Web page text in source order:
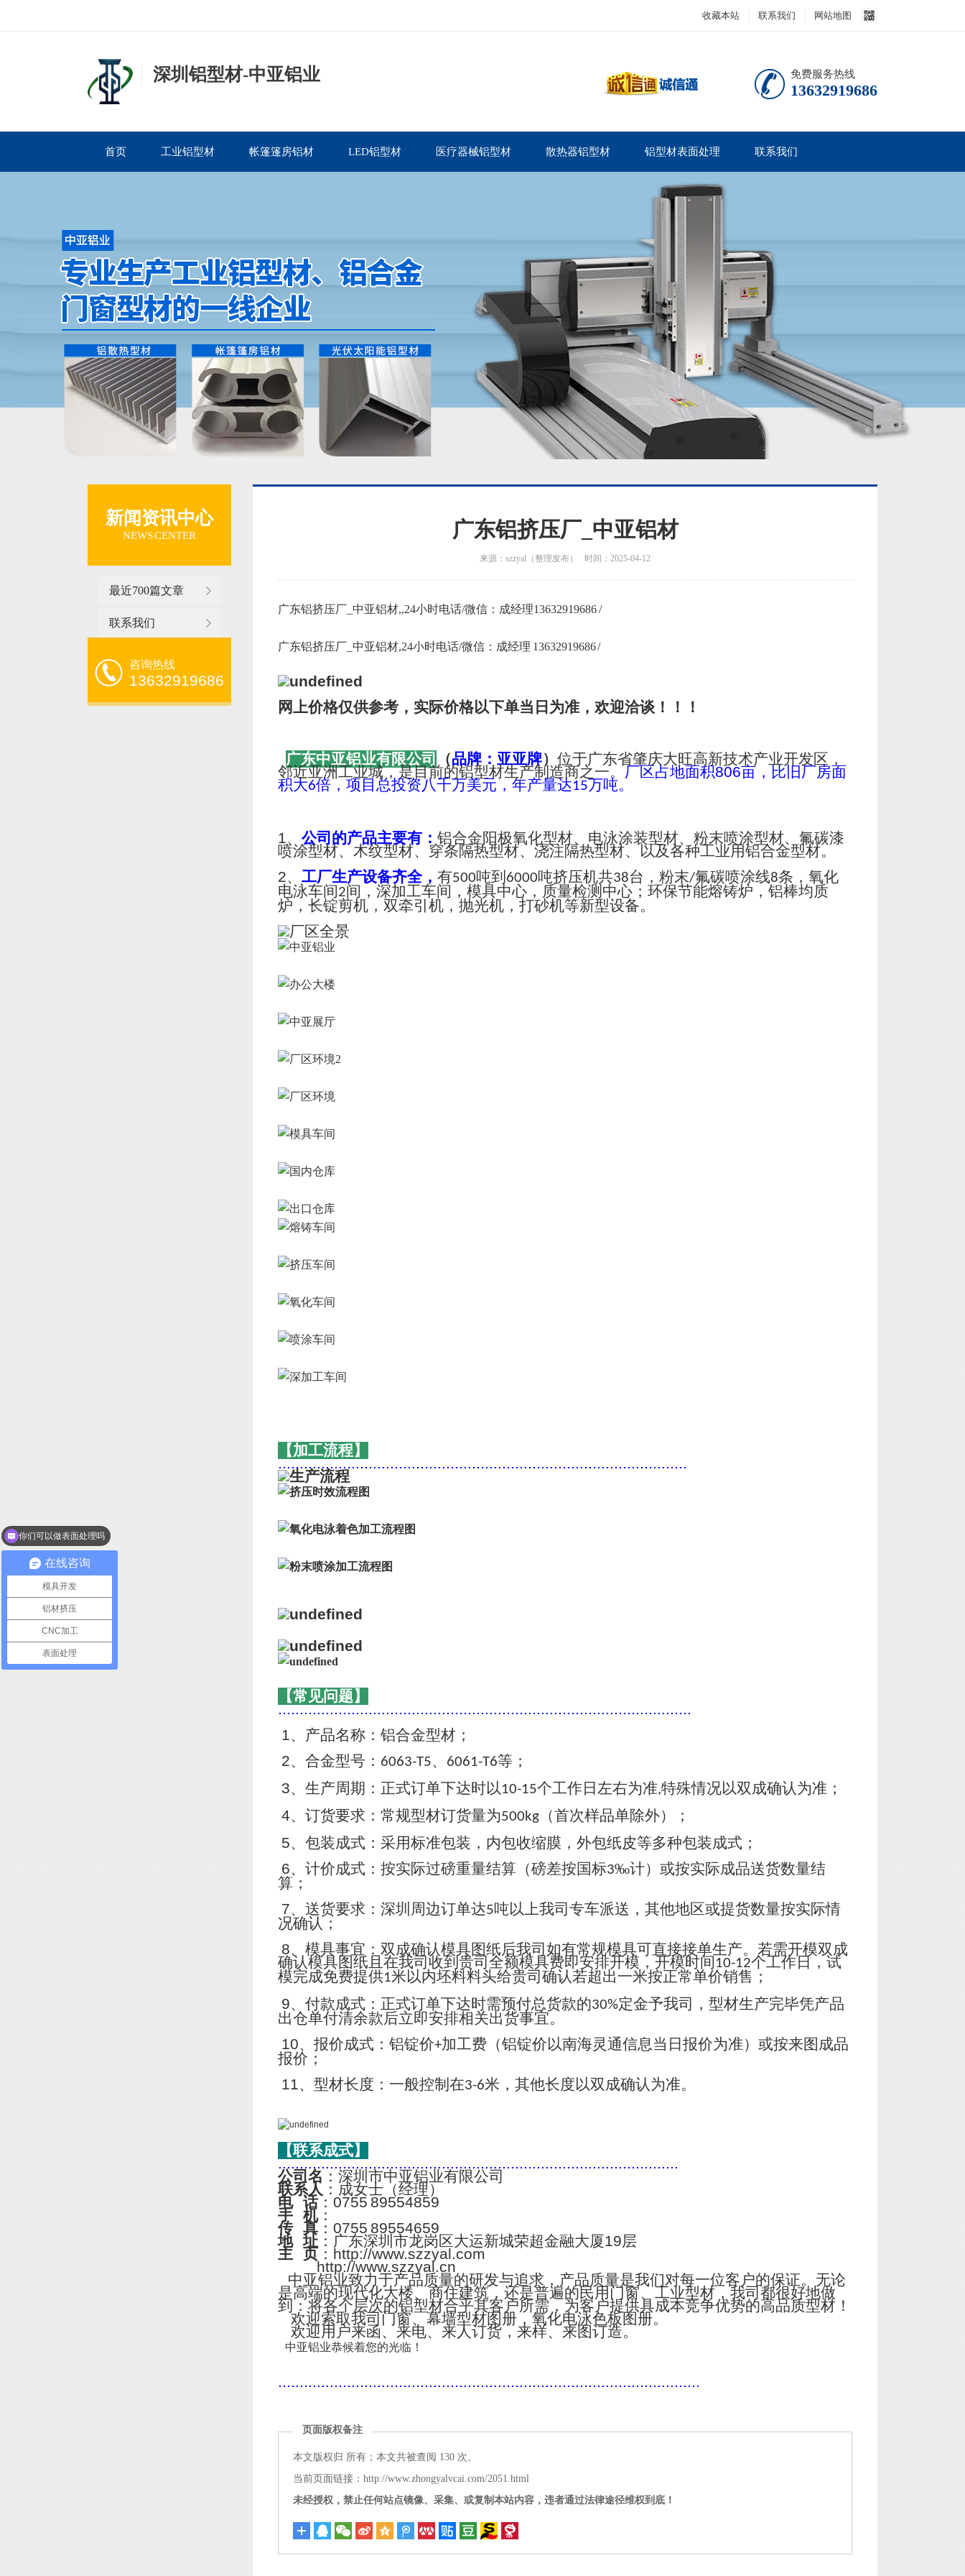
收藏本站 联系我们 网站地图
深圳铝型材-中亚铝业 免费服务热线
13632919686
首页 工业铝型材 帐篷篷房铝材 LED铝型材 医疗器械铝型材 散热器铝型材 铝型材表面处理 联系我们
新闻资讯中心
NEWS CENTER
最近700篇文章
联系我们
咨询热线
13632919686
广东铝挤压厂_中亚铝材
来源：szzyal（整理发布） 时间：2025-04-12
广东铝挤压厂_中亚铝材,,24小时电话/微信：成经理13632919686 /
广东铝挤压厂_中亚铝材,24小时电话/微信：成经理 13632919686 /
网上价格仅供参考，实际价格以下单当日为准，欢迎洽谈！！！
广东中亚铝业有限公司 （品牌：亚亚牌） 位于广东省肇庆大旺高新技术产业开发区，
邻近亚洲工业城，是目前的铝型材生产制造商之一。厂区占地面积806亩，比旧厂房面
积大6倍，项目总投资八千万美元，年产量达15万吨。
1、 公司的产品主要有： 铝合金阳极氧化型材、电泳涂装型材、粉末喷涂型材、氟碳漆
喷涂型材、木纹型材、穿条隔热型材、浇注隔热型材、以及各种工业用铝合金型材。
2、 工厂生产设备齐全， 有500吨到 6000吨挤压机共38台，粉末/氟碳喷涂线8条，氧化
电泳车间2间，深加工车间，模具中心，质量检测中心；环保节能熔铸炉，铝棒均质
炉，长锭剪机，双牵引机，抛光机，打砂机等新型设备。
【加工流程】
...............................................................................................
【常见问题】
................................................................................................
1、产品名称：铝合金型材；
2、合金型号： 6063-T5、 6061-T6等；
3、生产周期：正式订单下达时以10-15个工作日左右为准,特殊情况以双成确认为准；
4、订货要求：常规型材订货量为500kg（首次样品单除外）；
5、包装成式：采用标准包装，内包收缩膜，外包纸皮等多种包装成式；
6、计价成式：按实际过磅重量结算（磅差按国标3‰计）或按实际成品送货数量结
算；
7、送货要求：深圳周边订单达5吨以上我司专车派送，其他地区或提货数量按实际情
况确认；
8、模具事宜：双成确认模具图纸后我司如有常规模具可直接接单生产。若需开模双成
确认模具图纸且在我司收到贵司全额模具费即安排开模，开模时间10-12个工作日，试
模完成免费提供1米以内坯料料头给贵司确认若超出一米按正常单价销售；
9、付款成式：正式订单下达时需预付总货款的30%定金予我司，型材生产完毕凭产品
出仓单付清余款后立即安排相关出货事宜。
10、报价成式：铝锭价+加工费（铝锭价以南海灵通信息当日报价为准）或按来图成品
报价；
11、型材长度：一般控制在3-6米，其他长度以双成确认为准。
【联系成式】
.............................................................................................
公司名 ：深圳市中亚铝业有限公司
联系人 ：成女士（经理）
电 话：0755 89554859
手 机：
传 真：0755 89554659
地 址：广东深圳市龙岗区大运新城荣超金融大厦19层
主 页：http://www.szzyal.com
http://www.szzyal.cn
中亚铝业致力于产品质量的研发与追求，产品质量是我们对每一位客户的保证。无论
是高端的现代化大楼、商住建筑，还是普遍的民用门窗、工业型材，我司都很好地做
到：将各个层次的铝型材合乎其客户所需，为客户提供具成本竞争优势的高品质型材！
欢迎索取我司门窗、幕墙型材图册，氧化电泳色板图册。
欢迎用户来函、来电、来人订货，来样、来图订造。
中亚铝业恭候着您的光临！
..................................................................................................
页面版权备注
本文版权归 所有；本文共被查阅 130 次。
当前页面链接：http://www.zhongyalvcai.com/2051.html
未经授权，禁止任何站点镜像、采集、或复制本站内容，违者通过法律途径维权到底！
在线咨询
模具开发
铝材挤压
CNC加工
表面处理
你们可以做表面处理吗